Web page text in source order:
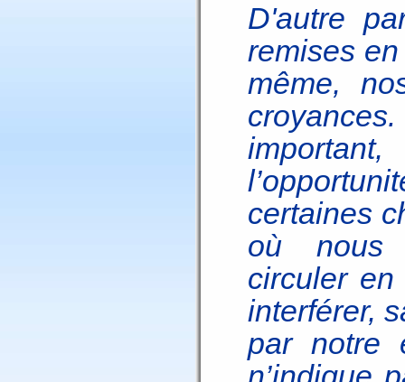
D'autre
remises
même,
certaines
où nous
circuler
interférer,
par notre